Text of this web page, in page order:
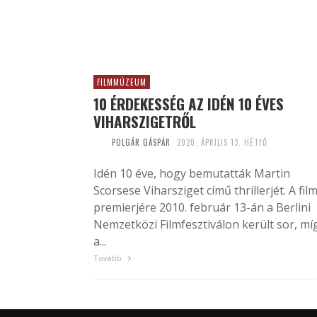
FILMMÚZEUM
10 ÉRDEKESSÉG AZ IDÉN 10 ÉVES
VIHARSZIGETRŐL
POLGÁR GÁSPÁR 2020. ÁPRILIS 13. HÉTFŐ
Idén 10 éve, hogy bemutatták Martin
Scorsese Viharsziget című thrillerjét. A film
premierjére 2010. február 13-án a Berlini
Nemzetközi Filmfesztiválon került sor,
a...
Tovább